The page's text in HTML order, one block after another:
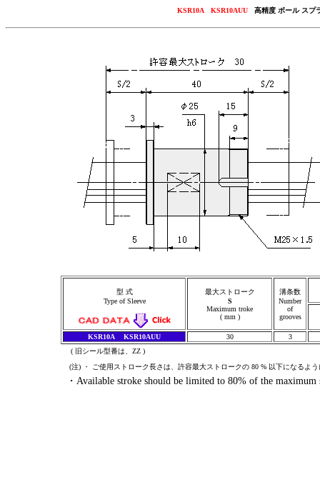
KSR10A KSR10AUU 高精度 ボール スプ
型 式
Type of Sleeve
最大ストローク
S
Maximum troke
( mm )
溝条数
Number
of
grooves
KSR10A KSR10AUU 30
3
( 旧シール型番は、ZZ )
(注) ・ ご使用ストローク長さは、許容最大ストロークの 80 % 以下になるよ
・Available stroke should be limited to 80% of the